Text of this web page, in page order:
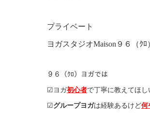
プライベート
ヨガスタジオMaison９６（ｸﾛ
９６（ｸﾛ）ヨガでは
☑︎ヨガ初心者で丁寧に教えてほし
☑︎グループヨガは経験あるけど何